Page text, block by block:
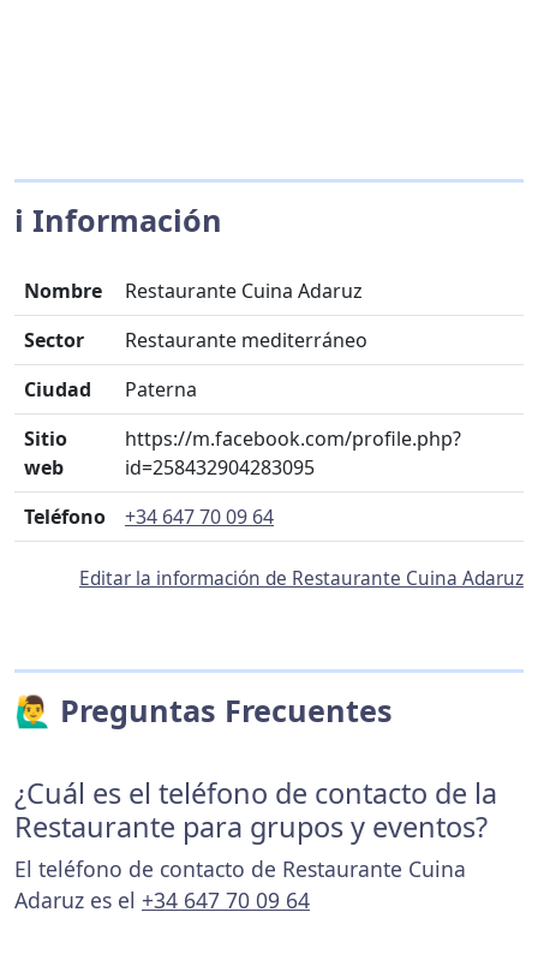
ℹ️ Información
Nombre
Restaurante Cuina Adaruz
Sector
Restaurante mediterráneo
Ciudad
Paterna
Sitio
web
https://m.facebook.com/profile.php?
id=258432904283095
Teléfono
+34 647 70 09 64
Editar la información de Restaurante Cuina Adaruz
🙋‍♂️ Preguntas Frecuentes
¿Cuál es el teléfono de contacto de la
Restaurante para grupos y eventos?
El teléfono de contacto de Restaurante Cuina
Adaruz es el +34 647 70 09 64